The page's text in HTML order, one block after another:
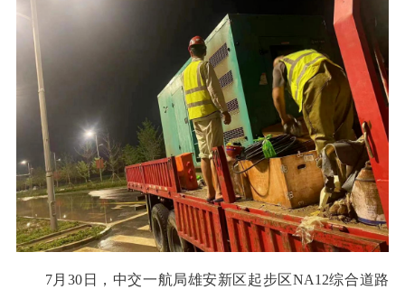
7月30日，中交一航局雄安新区起步区NA12综合道路